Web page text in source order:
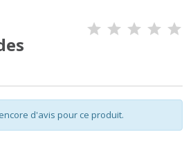
d'avis pour ce produit.